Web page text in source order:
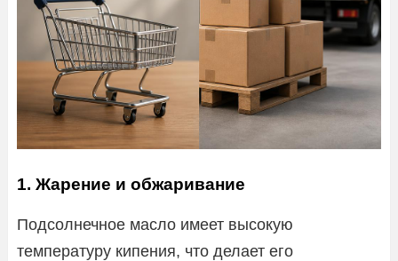
1. Жарение и обжаривание
Подсолнечное масло имеет высокую
температуру кипения, что делает его